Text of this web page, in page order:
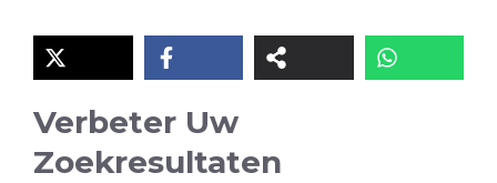
Verbeter Uw
Zoekresultaten